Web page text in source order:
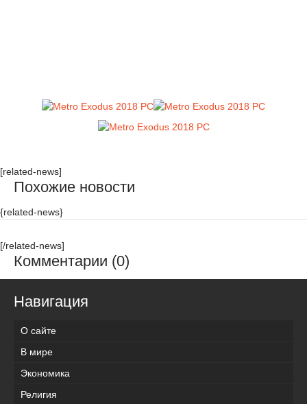
[related-news]
Похожие новости
{related-news}
[/related-news]
Комментарии (0)
Навигация
О сайте
В мире
Экономика
Религия